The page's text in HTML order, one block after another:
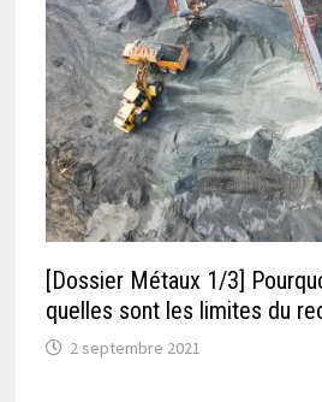
[Dossier Métaux 1/3]
quelles sont les limites du
2 septembre 2021